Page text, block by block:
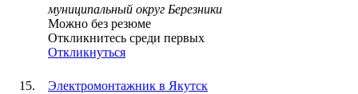
муниципальный округ Березники
Можно без резюме
Откликнитесь среди первых
Откликнуться
Электромонтажник в Якутск